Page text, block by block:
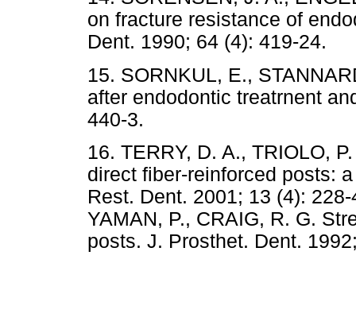
on fracture resistance of
Dent. 1990; 64 (4): 419-24.
15. SORNKUL, E.,
after endodontic treatrnent
440-3.
16. TERRY, D. A., TRIOLO,
direct fiber-reinforced posts:
Rest. Dent. 2001; 13 (4):
YAMAN, P., CRAIG, R. G.
posts. J. Prosthet. Dent.